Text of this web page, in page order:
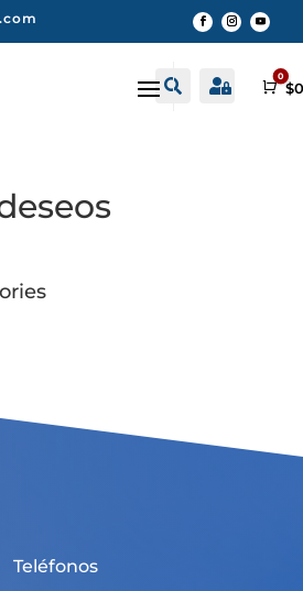
 Buscar
 Cuenta
0
$
Teléfonos